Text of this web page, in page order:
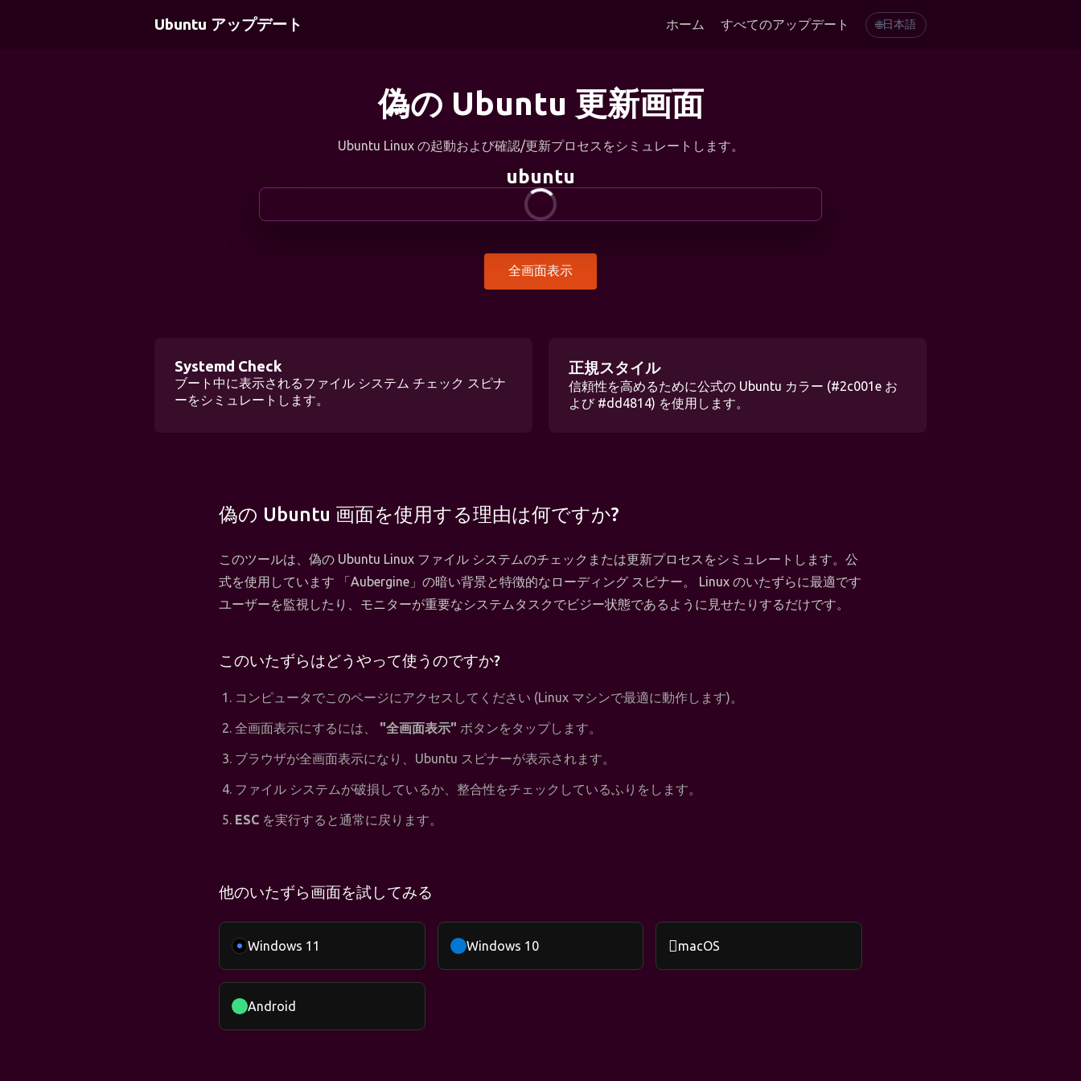
Ubuntu アップデート ホーム すべてのアップデート 🌐日本語
偽の Ubuntu 更新画面
Ubuntu Linux の起動および確認/更新プロセスをシミュレートします。
ubuntu
全画面表示
Systemd Check
ブート中に表示されるファイル システム チェック スピナ
ーをシミュレートします。
正規スタイル
信頼性を高めるために公式の Ubuntu カラー (#2c001e お
よび #dd4814) を使用します。
偽の Ubuntu 画面を使用する理由は何ですか?
このツールは、偽の Ubuntu Linux ファイル システムのチェックまたは更新プロセスをシミュレートします。公
式を使用しています 「Aubergine」の暗い背景と特徴的なローディング スピナー。 Linux のいたずらに最適です
ユーザーを監視したり、モニターが重要なシステムタスクでビジー状態であるように見せたりするだけです。
このいたずらはどうやって使うのですか?
コンピュータでこのページにアクセスしてください (Linux マシンで最適に動作します)。
全画面表示にするには、 "全画面表示" ボタンをタップします。
ブラウザが全画面表示になり、Ubuntu スピナーが表示されます。
ファイル システムが破損しているか、整合性をチェックしているふりをします。
ESC を実行すると通常に戻ります。
他のいたずら画面を試してみる
Windows 11 Windows 10 macOS
Android